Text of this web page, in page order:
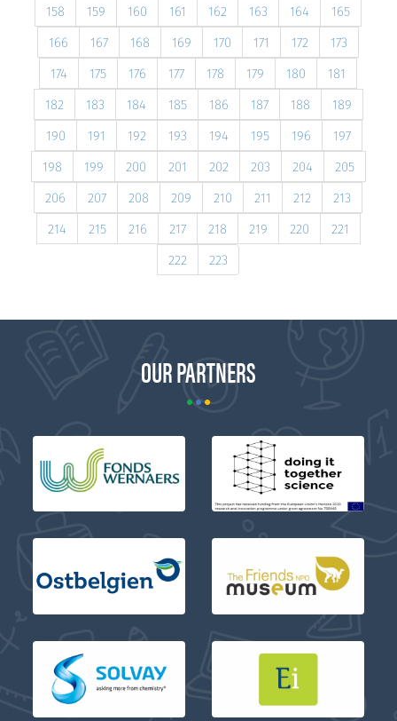
158
159 160 161 162 163 164
165
166
167 168 169 170 171 172
173
174
175 176 177 178 179 180
181
182
183 184 185 186 187 188
189
190
191 192 193 194 195 196
197
198
199 200 201 202 203 204
205
206
207 208 209 210 211 212
213
214
215 216 217 218 219 220
221
222
223
OUR PARTNERS